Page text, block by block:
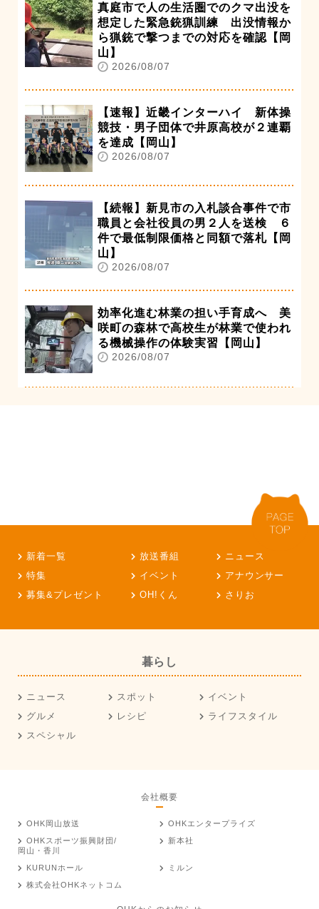
真庭市で人の生活圏でのクマ出没を
想定した緊急銃猟訓練 出没情報か
ら猟銃で撃つまでの対応を確認【岡
山】
2026/08/07
【速報】近畿インターハイ 新体操
競技・男子団体で井原高校が２連覇
を達成【岡山】
2026/08/07
【続報】新見市の入札談合事件で市
職員と会社役員の男２人を送検 ６
件で最低制限価格と同額で落札【岡
山】
2026/08/07
効率化進む林業の担い手育成へ 美
咲町の森林で高校生が林業で使われ
る機械操作の体験実習【岡山】
2026/08/07
新着一覧 放送番組
ニュース
特集
イベント
アナウンサー
募集&プレゼント
OH!くん さりお
暮らし
ニュース スポット
イベント
グルメ
レシピ
ライフスタイル
スペシャル
会社概要
OHK岡山放送
OHKエンタープライズ
OHKスポーツ振興財団/
岡山・香川
新本社
KURUNホール
ミルン
株式会社OHKネットコム